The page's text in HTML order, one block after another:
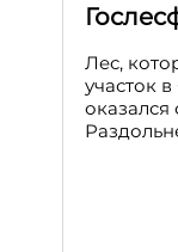
Лес,
участок
оказался